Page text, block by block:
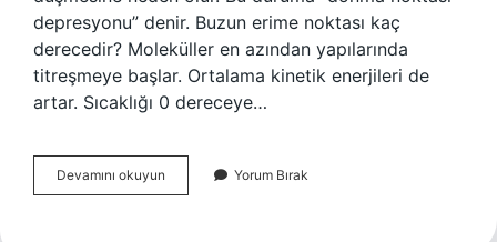
depresyonu” denir. Buzun erime noktası kaç
derecedir? Moleküller en azından yapılarında
titreşmeye başlar. Ortalama kinetik enerjileri de
artar. Sıcaklığı 0 dereceye…
Devamını okuyun
Noktası
Yorum Bırak